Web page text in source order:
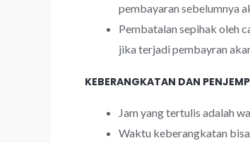
pembayaran sebelumnya
Pembatalan sepihak oleh
jika terjadi pembayran
KEBERANGKATAN DAN
Jam yang tertulis adalah
Waktu keberangkatan